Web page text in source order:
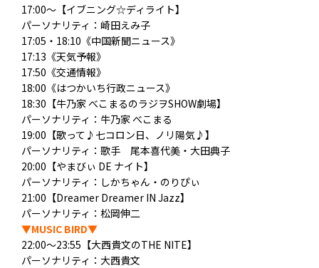
17:00～【イブニング☆ディライト】
パーソナリティ：崎田えみ子
17:05・18:10《中国新聞ニュース》
17:13《天気予報》
17:50《交通情報》
18:00《はつかいち行政ニュース》
18:30【牛乃家 べこまるのラジヲSHOW劇場】
パーソナリティ ：牛乃家 べこまる
19:00【歌って♪七コロン日、ノリ陽気♪】
パーソナリティ：歌手 尾本喜代美・大田典子
20:00【やまびぃ DE ナイト】
パーソナリティ：しかちゃん・のりぴぃ
21:00【Dreamer Dreamer IN Jazz】
パーソナリティ ：松岡伸二
▼MUSIC BIRD▼
22:00～23:55【大西貴文のTHE NITE】
パーソナリティ：大西貴文